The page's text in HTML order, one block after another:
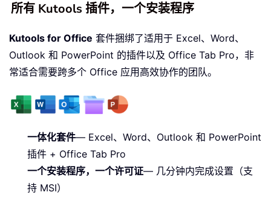
所有 Kutools 插件，一个安装程序
Kutools for Office 套件捆绑了适用于 Excel、Word、
Outlook 和 PowerPoint 的插件以及 Office Tab Pro，非
常适合需要跨多个 Office 应用高效协作的团队。
一体化套件— Excel、Word、Outlook 和 PowerPoint
插件 + Office Tab Pro
一个安装程序，一个许可证— 几分钟内完成设置（支
持 MSI）